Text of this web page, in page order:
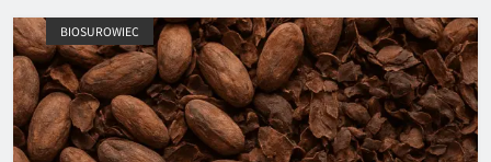
BIOSUROWIEC